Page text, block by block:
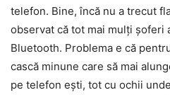
telefon. Bine, încă nu a trecut
observat că tot mai mulți șoferi
Bluetooth. Problema e că
cască minune care să mai
pe telefon ești, tot cu ochii